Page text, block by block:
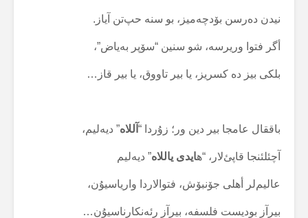
نیدن دەرسن بۆدچەمیز، بو سنە حپ‌تن آیاز.
أگر فتوا وریرسە، شو سنین “سۆپر بەیاض”،
بلکی بیز دە کسریز، یا بیر تاووق، یا بیر قاز…
باققال عامجا بیر دین ور؛ زۇردا “ آللاە” دیەلیم،
آچئلئنجا قاپئ‌لار، “هایدی یاللاە” دیەلیم
عالیم‌لر أهلی جۆنبۆش، فتوالاردا واریاسیۇن،
بیرآز بودیست فلسفە، بیرآز رئەنکارناسیۇن…